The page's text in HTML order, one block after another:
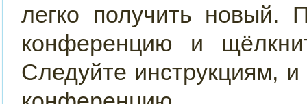
легко получить новый.
конференцию и
Следуйте инструкциям,